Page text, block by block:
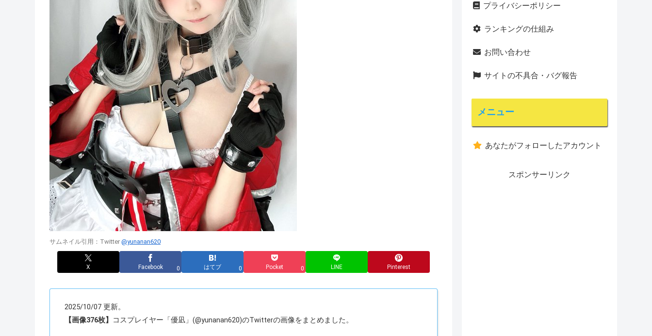
サムネイル引用：Twitter @yunanan620
X Facebook 0 はてブ 0 Pocket 0 LINE Pinterest
2025/10/07 更新。
【画像376枚】
コスプレイヤー「優凪」(@yunanan620)のTwitterの画像をまとめました。
プライバシーポリシー
ランキングの仕組み
お問い合わせ
サイトの不具合・バグ報告
メニュー
あなたがフォローしたアカウント
スポンサーリンク